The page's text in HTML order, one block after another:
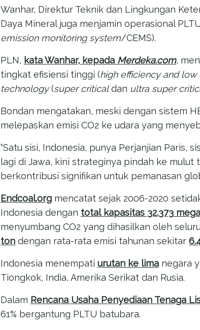
Wanhar, Direktur Teknik dan Lingkungan
Daya Mineral juga menjamin operasional
emission monitoring system/CEMS).
PLN, kata Wanhar, kepada Merdeka.com,
tingkat efisiensi tinggi (high efficiency and low
technology(super criticaldan ultra super
Bondan mengatakan, meski dengan sistem
melepaskan emisi CO2 ke udara yang
“Satu sisi, Indonesia, punya Perjanjian Paris,
lagi di Jawa, kini strateginya pindah ke
berkontribusi signifikan untuk pemanasan
Endcoal.org mencatat sejak 2006-2020
Indonesia dengan total kapasitas 32.373
menyumbang CO2 yang dihasilkan oleh
ton dengan rata-rata emisi tahunan sekitar
Indonesia menempati urutan ke lima negara
Tiongkok, India, Amerika Serikat dan Rusia.
Dalam Rencana Usaha Penyediaan Tenaga
61% bergantung PLTU batubara.